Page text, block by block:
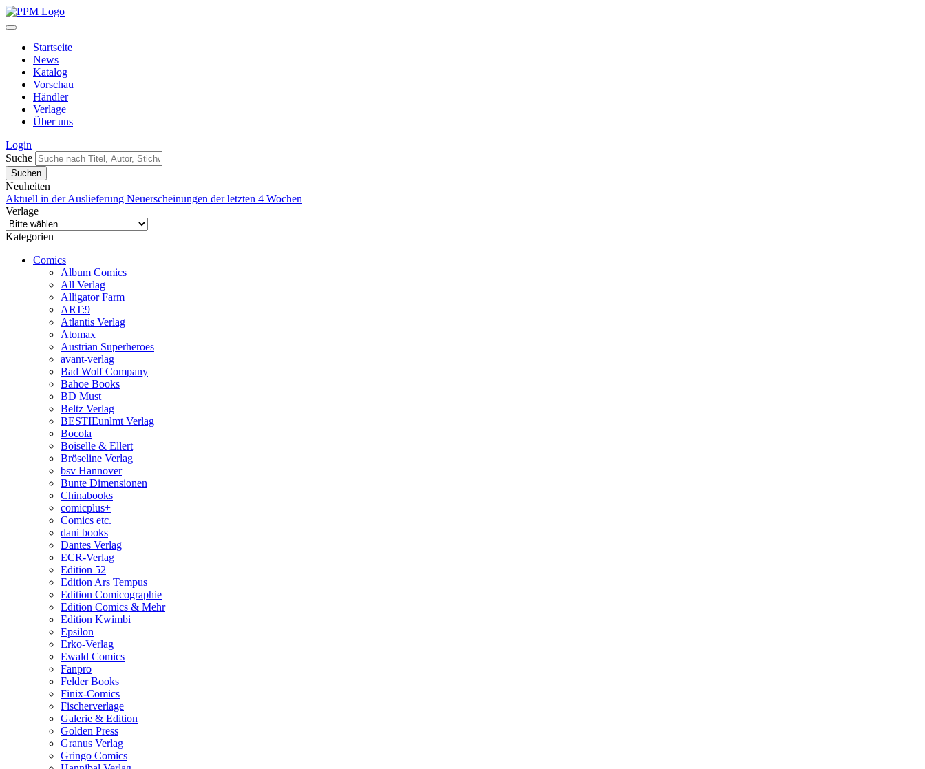
Startseite
News
Katalog
Vorschau
Händler
Verlage
Über uns
Login
Suche
Neuheiten
Aktuell in der Auslieferung Neuerscheinungen der letzten 4 Wochen
Verlage
Kategorien
Comics
Album Comics
All Verlag
Alligator Farm
ART:9
Atlantis Verlag
Atomax
Austrian Superheroes
avant-verlag
Bad Wolf Company
Bahoe Books
BD Must
Beltz Verlag
BESTIEunlmt Verlag
Bocola
Boiselle & Ellert
Bröseline Verlag
bsv Hannover
Bunte Dimensionen
Chinabooks
comicplus+
Comics etc.
dani books
Dantes Verlag
ECR-Verlag
Edition 52
Edition Ars Tempus
Edition Comicographie
Edition Comics & Mehr
Edition Kwimbi
Epsilon
Erko-Verlag
Ewald Comics
Fanpro
Felder Books
Finix-Comics
Fischerverlage
Galerie & Edition
Golden Press
Granus Verlag
Gringo Comics